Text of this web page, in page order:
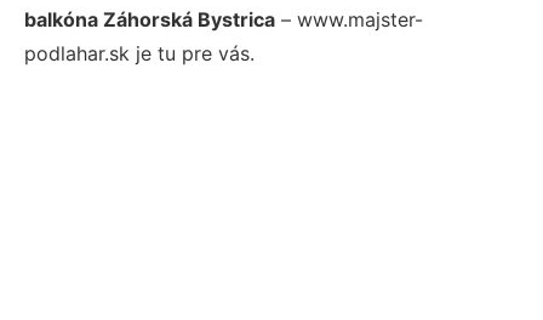
balkóna Záhorská Bystrica – www.majster-
podlahar.sk je tu pre vás.